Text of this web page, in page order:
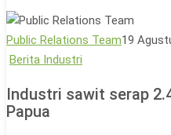
Public Relations Team19
Berita Industri
serap
Industri sawit serap
Papua